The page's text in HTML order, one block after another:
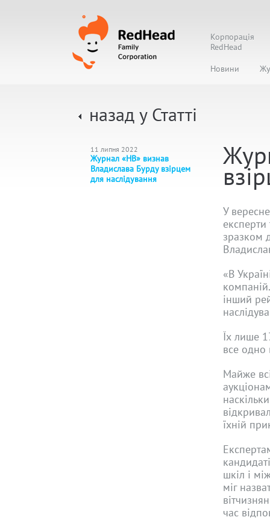
Корпорація
RedHead
Новини
назад у Статті
11 липня 2022
Журнал «НВ» визнав
Владислава Бурду взірцем
для наслідування
У
експерти
зразком
«В
інший
Їх лише
все
Майже
їхній
шкіл і
міг
час